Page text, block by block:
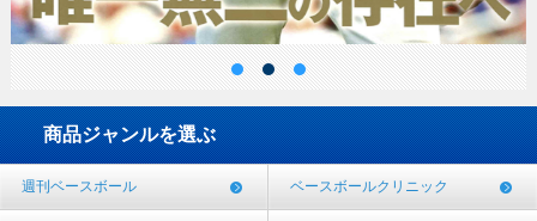
商品ジャンルを選ぶ
週刊ベースボール ベースボールクリニック